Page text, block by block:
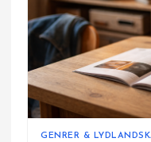
GENRER &